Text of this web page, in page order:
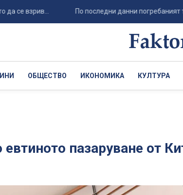
взрив... По последни данни погребаният тайно
ОБЩЕСТВО ИКОНОМИКА КУЛТУРА
пазаруване от